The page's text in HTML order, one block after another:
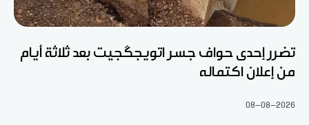
تضرر إحدى حواف جسر اتويجگجيت بعد ثلاثة أيام
من إعلان اكتماله
08-08-2026